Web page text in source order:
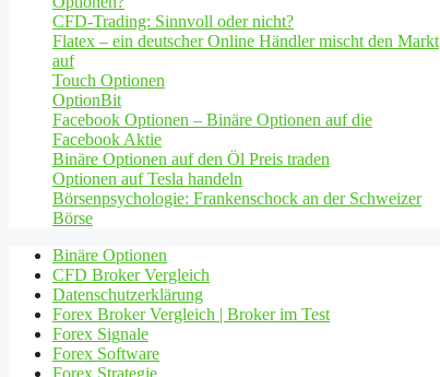
CFD-Trading: Sinnvoll oder nicht?
Flatex – ein deutscher Online Händler mischt den Markt
auf
Touch Optionen
OptionBit
Facebook Optionen – Binäre Optionen auf die
Facebook Aktie
Binäre Optionen auf den Öl Preis traden
Optionen auf Tesla handeln
Börsenpsychologie: Frankenschock an der Schweizer
Börse
Binäre Optionen
CFD Broker Vergleich
Datenschutzerklärung
Forex Broker Vergleich | Broker im Test
Forex Signale
Forex Software
Forex Strategie